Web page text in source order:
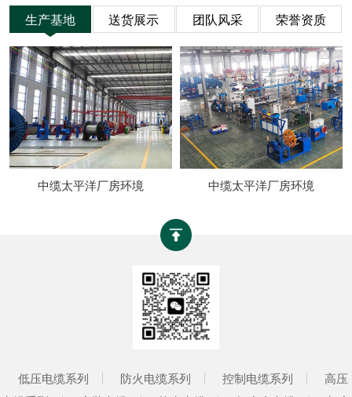
生产基地 送货展示 团队风采 荣誉资质
中缆太平洋厂房环境 中缆太平洋厂房环境
低压电缆系列 防火电缆系列 控制电缆系列
高压